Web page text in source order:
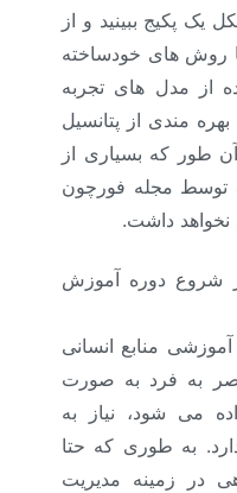
یک پکیج ببینید و از
روش های خودساخته
از مدل های تجربه
مندی از پتانسیل
طور که بسیاری از
مجله فورچون
نخواهد داشت.
شروع دوره آموزش
منابع انسانی
به فرد به صورت
می شود، نیاز به
به طوری که حتا
در زمینه مدیریت